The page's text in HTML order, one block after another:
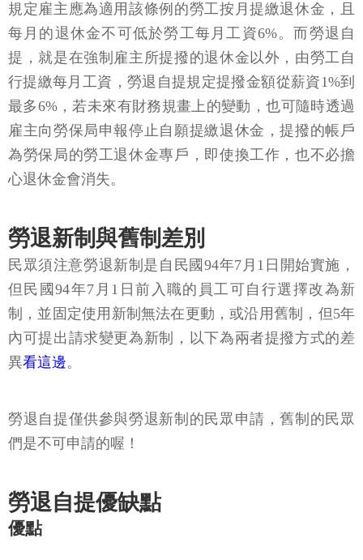
規定雇主應為適用該條例的勞工按月提繳退休金，且
每月的退休金不可低於勞工每月工資6%。而勞退自
提，就是在強制雇主所提撥的退休金以外，由勞工自
行提繳每月工資，勞退自提規定提撥金額從薪資1%到
最多6%，若未來有財務規畫上的變動，也可隨時透過
雇主向勞保局申報停止自願提繳退休金，提撥的帳戶
為勞保局的勞工退休金專戶，即使換工作，也不必擔
心退休金會消失。
勞退新制與舊制差別
民眾須注意勞退新制是自民國94年7月1日開始實施，
但民國94年7月1日前入職的員工可自行選擇改為新
制，並固定使用新制無法在更動，或沿用舊制，但5年
內可提出請求變更為新制，以下為兩者提撥方式的差
異看這邊。
勞退自提僅供參與勞退新制的民眾申請，舊制的民眾
們是不可申請的喔！
勞退自提優缺點
優點